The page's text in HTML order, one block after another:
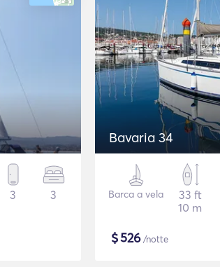
3 3
Bavaria 34
Barca a vela
33 ft
10 m
$526/notte